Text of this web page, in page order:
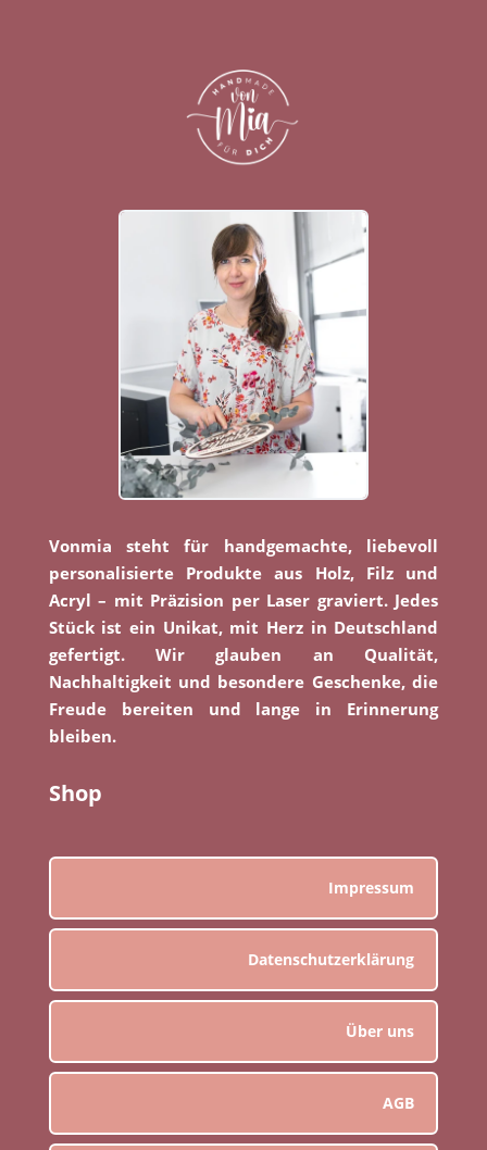
Vonmia steht für handgemachte, liebevoll
personalisierte Produkte aus Holz, Filz und
Acryl – mit Präzision per Laser graviert. Jedes
Stück ist ein Unikat, mit Herz in Deutschland
gefertigt. Wir glauben an Qualität,
Nachhaltigkeit und besondere Geschenke, die
Freude bereiten und lange in Erinnerung
bleiben.
Shop
Impressum
Datenschutzerklärung
Über uns
AGB